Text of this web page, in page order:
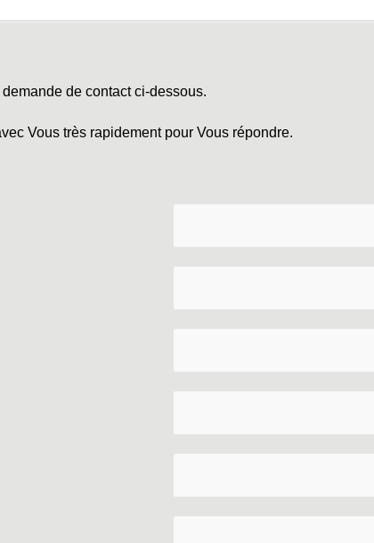
de contact ci-dessous.
Vous très rapidement pour Vous répondre.